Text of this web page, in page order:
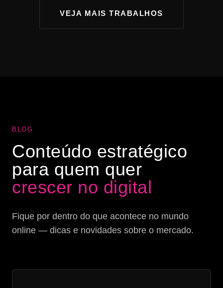
VEJA MAIS TRABALHOS
BLOG
Conteúdo estratégico
para quem quer
crescer no digital
Fique por dentro do que acontece no mundo
online — dicas e novidades sobre o mercado.